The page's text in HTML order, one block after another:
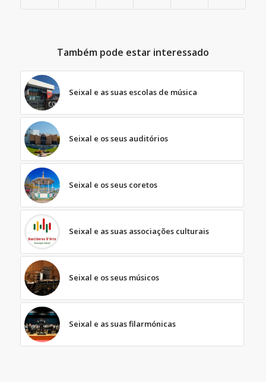
Também pode estar interessado
Seixal e as suas escolas de música
Seixal e os seus auditórios
Seixal e os seus coretos
Seixal e as suas associações culturais
Seixal e os seus músicos
Seixal e as suas filarmónicas